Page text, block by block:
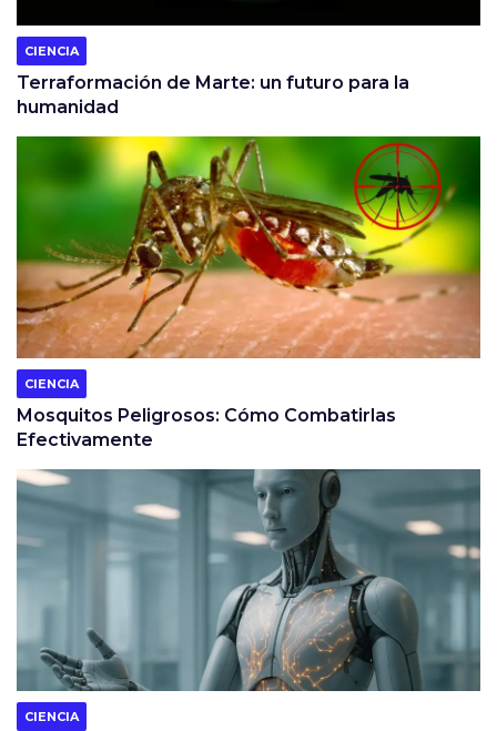
CIENCIA
Terraformación de Marte: un futuro para la
humanidad
CIENCIA
Mosquitos Peligrosos: Cómo Combatirlas
Efectivamente
CIENCIA